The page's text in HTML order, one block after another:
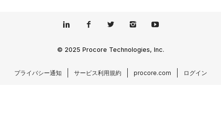
© 2025 Procore Technologies, Inc.
プライバシー通知 サービス利用規約 procore.com ログイン